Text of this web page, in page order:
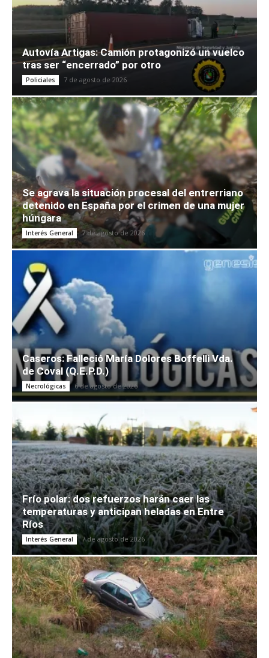
Autovía Artigas: Camión protagonizó un vuelco
tras ser “encerrado” por otro
Policiales 7 de agosto de 2026
Se agrava la situación procesal del entrerriano
detenido en España por el crimen de una mujer
húngara
Interés General 7 de agosto de 2026
Caseros: Falleció María Dolores Boffelli Vda.
de Coval (Q.E.P.D.)
Necrológicas 6 de agosto de 2026
Frío polar: dos refuerzos harán caer las
temperaturas y anticipan heladas en Entre
Ríos
Interés General 7 de agosto de 2026